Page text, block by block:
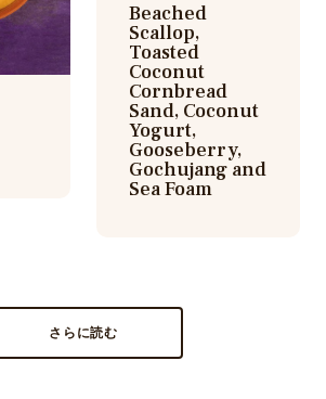
Beached
Scallop,
Toasted
Coconut
Cornbread
Sand, Coconut
Yogurt,
Gooseberry,
Gochujang and
Sea Foam
さらに読む